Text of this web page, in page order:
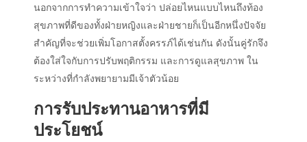
นอกจากการทำความเข้าใจว่า ปล่อยไหนแบบไหนถึงท้อง
สุขภาพที่ดีของทั้งฝ่ายหญิงและฝ่ายชายก็เป็นอีกหนึ่งปัจจัย
สำคัญที่จะช่วยเพิ่มโอกาสตั้งครรภ์ได้เช่นกัน ดังนั้นคู่รักจึง
ต้องใส่ใจกับการปรับพฤติกรรม และการดูแลสุขภาพ ใน
ระหว่างที่กำลังพยายามมีเจ้าตัวน้อย
การรับประทานอาหารที่มี
ประโยชน์